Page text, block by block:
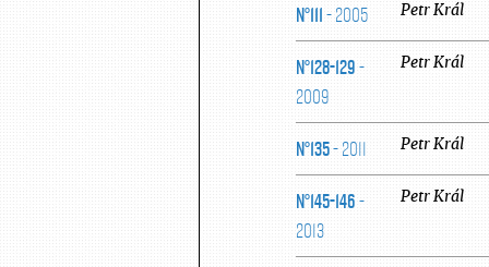
N°111- 2005 Petr Král
N°128-129-
2009
Petr Král
N°135- 2011 Petr Král
N°145-146-
2013
Petr Král